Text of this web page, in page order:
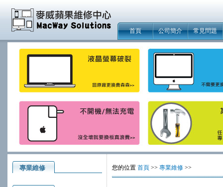
首頁 公司簡介 常見問題
專業維修 您的位置 首頁 >> 專業維修 >>